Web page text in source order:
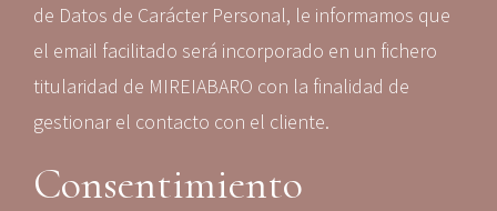
de Datos de Carácter Personal, le informamos que
el email facilitado será incorporado en un fichero
titularidad de MIREIABARO con la finalidad de
gestionar el contacto con el cliente.
Consentimiento